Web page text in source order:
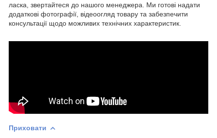
ласка, звертайтеся до нашого менеджера. Ми готові надати
додаткові фотографії, відеоогляд товару та забезпечити
консультації щодо можливих технічних характеристик.
Приховати